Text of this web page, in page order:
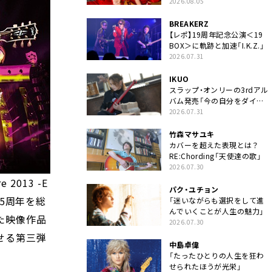
2013 -E
周年を総
映像作品
る第三弾
BREAKERZ
【レポ】19周年記念公演＜19
BOX＞に軌跡と加速「I.K.Z.」
2026.07.31
IKUO
スラップ・オンリーの3rdアル
バム発売「今の自分をダイレ
クトに」
2026.07.31
竹森マサユキ
カバーを超えた表現とは？
RE:Chording「天使達の歌」
2026.07.30
パク・ユチョン
「迷いながらも選択をして進
んでいくことが人生の魅力」
2026.07.30
中島卓偉
「たったひとりの人生を狂わ
せられたほうが光栄」